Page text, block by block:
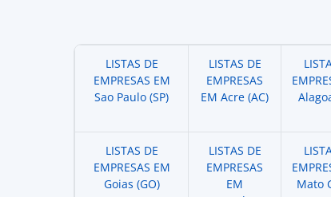
LISTAS DE
EMPRESAS EM
Sao Paulo (SP)
LISTAS DE
EMPRESAS
EM Acre (AC)
LISTAS DE
EMPRESAS EM
Goias (GO)
LISTAS DE
EMPRESAS
EM
Mato